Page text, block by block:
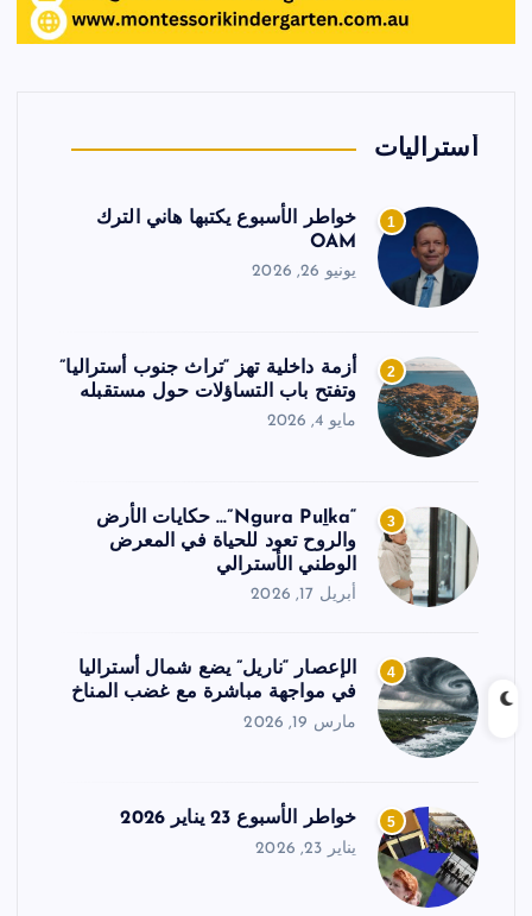
أستراليات
1
خواطر الأسبوع يكتبها هاني الترك
OAM
يونيو 26, 2026
2
أزمة داخلية تهز “تراث جنوب أستراليا”
وتفتح باب التساؤلات حول مستقبله
مايو 4, 2026
3
“Ngura Puḻka”… حكايات الأرض
والروح تعود للحياة في المعرض
الوطني الأسترالي
أبريل 17, 2026
4
الإعصار “ناريل” يضع شمال أستراليا
في مواجهة مباشرة مع غضب المناخ
مارس 19, 2026
5 خواطر الأسبوع 23 يناير 2026
يناير 23, 2026